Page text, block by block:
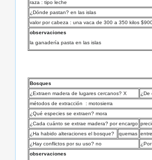
raza : tipo leche
¿Dónde pastan? en las islas
valor por cabeza : una vaca de 300 a 350 kilos
observaciones
la ganadería pasta en las islas
Bosques
¿Extraen madera de lugares cercanos? X
¿De
métodos de extracción : motosierra
¿Qué especies se extraen? mora
¿Cada cuánto se extrae madera? por encargo
¿Ha habido alteraciones el bosque?
quemas
¿Hay conflictos por su uso? no
observaciones